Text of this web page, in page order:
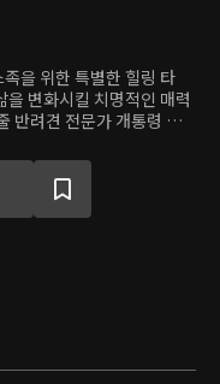
을 위한 특별한 힐링 타
변화시킬 치명적인 매력
반려견 전문가 개통령 강